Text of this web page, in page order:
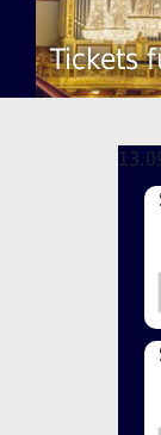
Tickets